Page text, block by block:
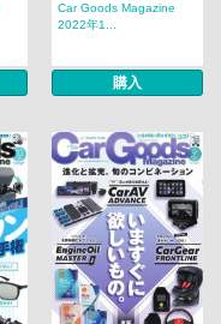
Car Goods Magazine
2022年1...
購入